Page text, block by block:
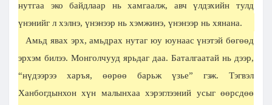
нутгаа эко байдлаар нь хамгаалж, авч үлдэхийн тулд
үнэнийг л хэлнэ, үнэнээр нь хэмжинэ, үнэнээр нь хянана.
Амьд явах эрх, амьдрах нутаг юу юунаас үнэтэй бөгөөд
эрхэм билээ. Монголчууд ярьдаг даа. Баталгаатай нь дээр,
“нүдээрээ харъя, өөрөө барьж үзье” гэж. Тэгвэл
Ханбогдынхон хүн малынхаа хэрэглээний усыг өөрсдөө